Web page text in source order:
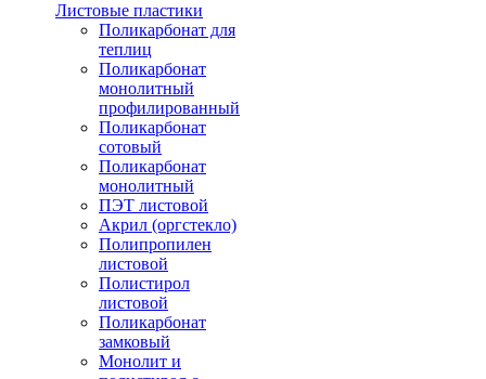
Листовые пластики
Поликарбонат для
теплиц
Поликарбонат
монолитный
профилированный
Поликарбонат
сотовый
Поликарбонат
монолитный
ПЭТ листовой
Акрил (оргстекло)
Полипропилен
листовой
Полистирол
листовой
Поликарбонат
замковый
Монолит и